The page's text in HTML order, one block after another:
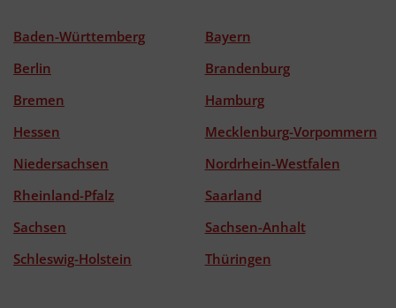
Baden-Württemberg
Bayern
Berlin
Brandenburg
Bremen
Hamburg
Hessen
Mecklenburg-Vorpommern
Niedersachsen
Nordrhein-Westfalen
Rheinland-Pfalz
Saarland
Sachsen
Sachsen-Anhalt
Schleswig-Holstein
Thüringen